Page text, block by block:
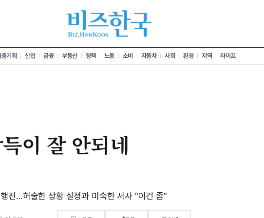
층기획 산업 금융 부동산 정책 노동 소비 자동차 사회 환경 지역 라이프
이 잘 안되네
진…허술한 상황 설정과 미숙한 서사 "이건 좀"